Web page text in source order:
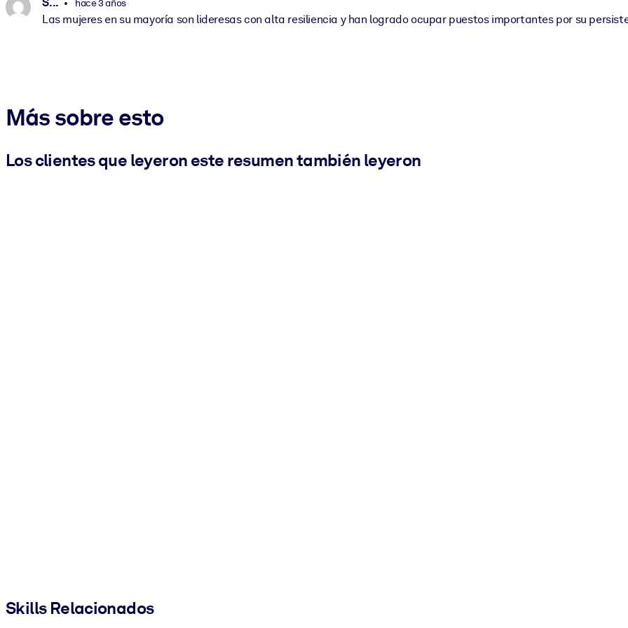
hace 3 años
Las mujeres en su mayoría son lideresas con alta resiliencia y han logrado ocupar puestos importantes por su
Más sobre esto
Los clientes que leyeron este resumen también leyeron
Skills Relacionados